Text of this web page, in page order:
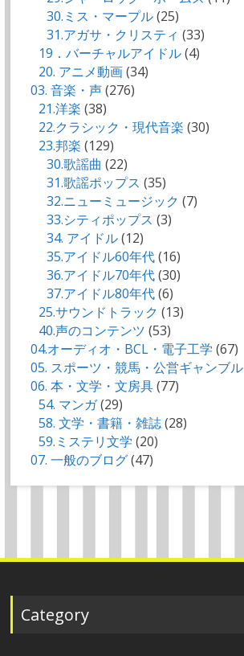
30.ミス・マープル(25)
31.アガサ・クリスティ (33)
19．バーチャルアイドル(4)
20. アニメ動画(34)
03. 音楽・声(276)
21.洋楽 (38)
22.クラシック・現代音楽 (30)
23.邦楽 (129)
30.歌謡曲 (22)
31.歌謡ポップス (35)
32.ニューミュージック (7)
33.シティポップス (3)
34. アイドル(12)
35.アイドル60年代(16)
36.アイドル70年代(30)
37.アイドル80年代(6)
25.サウンドトラック (13)
40.声のコンテンツ (53)
04.オーディオ・BCL・電子工学 (67)
05. スポーツ・競馬・公営ギャンブル
06. 本・文学・文房具(77)
54. マンガ(29)
58. 文学・書籍・雑誌(28)
59.ミステリ文学 (20)
07. 一般のブログ(47)
Category